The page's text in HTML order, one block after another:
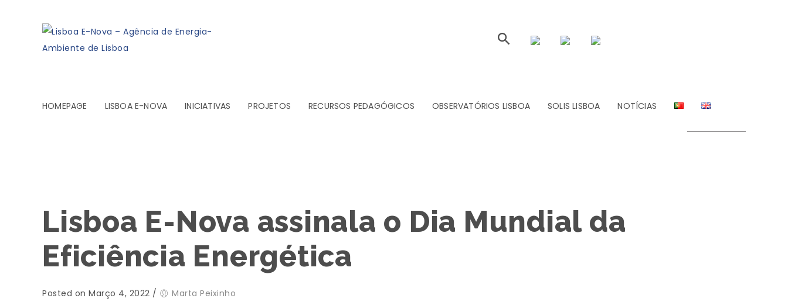
HOMEPAGE LISBOA E-NOVA INICIATIVAS PROJETOS RECURSOS PEDAGÓGICOS OBSERVATÓRIOS LISBOA SOLIS LISBOA NOTÍCIAS
Lisboa E-Nova assinala o Dia Mundial da
Eficiência Energética
Posted on Março 4, 2022 /
Marta Peixinho